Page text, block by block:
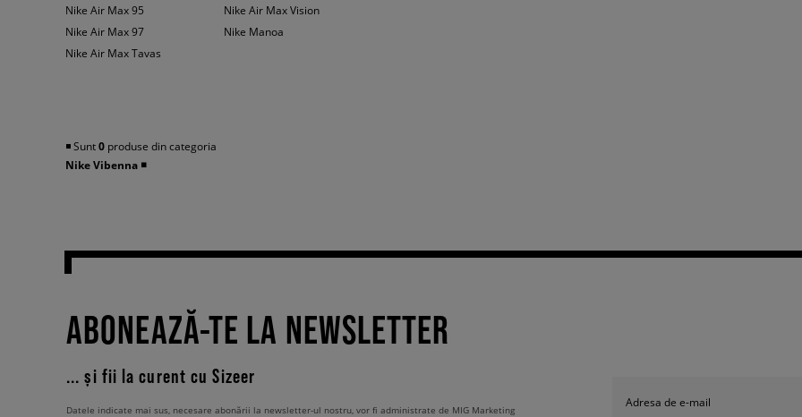
Nike Air Max 95
Nike Air Max 97
Nike Air Max Tavas
Nike Air Max Vision
Nike Manoa
◾️ Sunt0 produse din categoria
Nike Vibenna ◾️
ABONEAZĂ-TE LA NEWSLETTER
... și fii la curent cu Sizeer
Adresa de e-mail
Datele indicate mai sus, necesare abonării la newsletter-ul nostru, vor fi administrate de MIG Marketing